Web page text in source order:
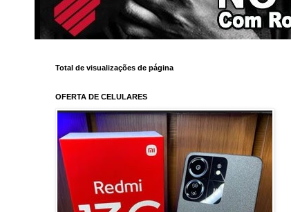
Total de visualizações de página
OFERTA DE CELULARES